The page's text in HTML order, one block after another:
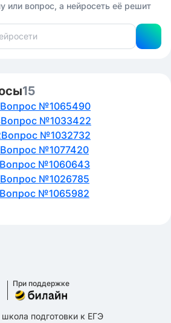
или вопрос, а нейросеть её решит
15
Вопрос №1065490
Вопрос №1033422
Вопрос №1032732
Вопрос №1077420
Вопрос №1060643
Вопрос №1026785
Вопрос №1065982
При поддержке
подготовки к ЕГЭ